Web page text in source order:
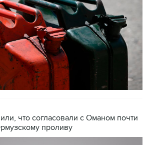
что согласовали с Оманом почти
проливу